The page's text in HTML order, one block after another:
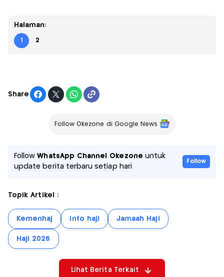
Halaman:
1 2
Share
Follow Okezone di Google News
FollowWhatsApp Channel Okezone untuk
update berita terbaru setiap hari
Follow
Topik Artikel :
Kemenhaj info haji Jamaah Haji
Haji 2026
Lihat Berita Terkait